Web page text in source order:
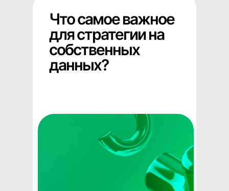
Что самое важное
для стратегии на
собственных
данных?